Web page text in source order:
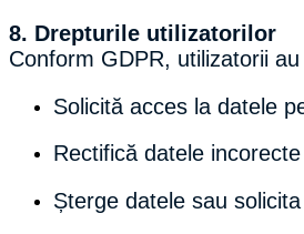
8. Drepturile utilizatorilor
Conform GDPR, utilizatorii
Solicită acces la datele
Rectifică datele incorecte
Șterge datele sau